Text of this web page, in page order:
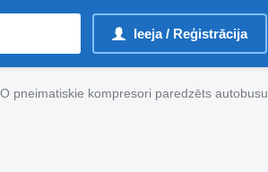
Ieeja / Reģistrācija
pneimatiskie kompresori paredzēts autobusu